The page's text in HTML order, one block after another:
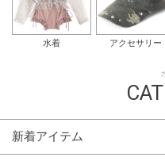
水着 アクセサリー
新着アイテム